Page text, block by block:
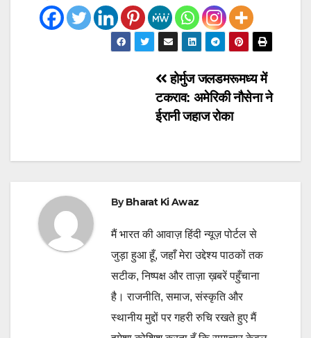
होर्मुज जलडमरूमध्य में
टकराव: अमेरिकी नौसेना ने
ईरानी जहाज रोका
ByBharat Ki Awaz
मैं भारत की आवाज़ हिंदी न्यूज़ पोर्टल से
जुड़ा हुआ हूँ, जहाँ मेरा उद्देश्य पाठकों तक
सटीक, निष्पक्ष और ताज़ा ख़बरें पहुँचाना
है। राजनीति, समाज, संस्कृति और
स्थानीय मुद्दों पर गहरी रुचि रखते हुए मैं